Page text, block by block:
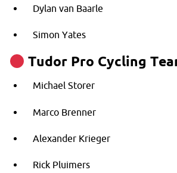
Dylan van Baarle
Simon Yates
Tudor Pro Cycling
Michael Storer
Marco Brenner
Alexander Krieger
Rick Pluimers